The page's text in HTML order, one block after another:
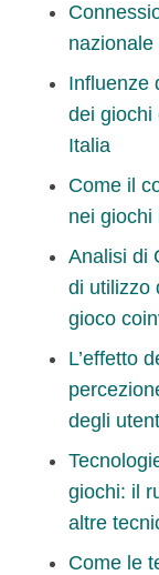
Influenze
dei giochi
Italia
Come il
nei giochi
Analisi di
di utilizzo
gioco
L’effetto
degli
giochi: il
altre
Come le